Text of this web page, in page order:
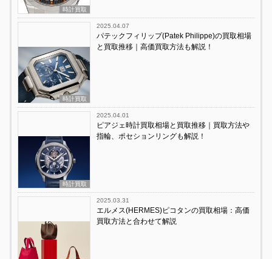
時計買取
時計買取
2025.04.07
パテックフィリップ(Patek Philippe)の買取相場
と買取推移｜高価買取方法も解説！
時計買取
2025.04.01
ピアジェ時計買取相場と買取推移｜買取方法や
指輪、ポセションリングも解説！
2025.03.31
エルメス(HERMES)ピコタンの買取相場：高価
買取方法と合わせて解説